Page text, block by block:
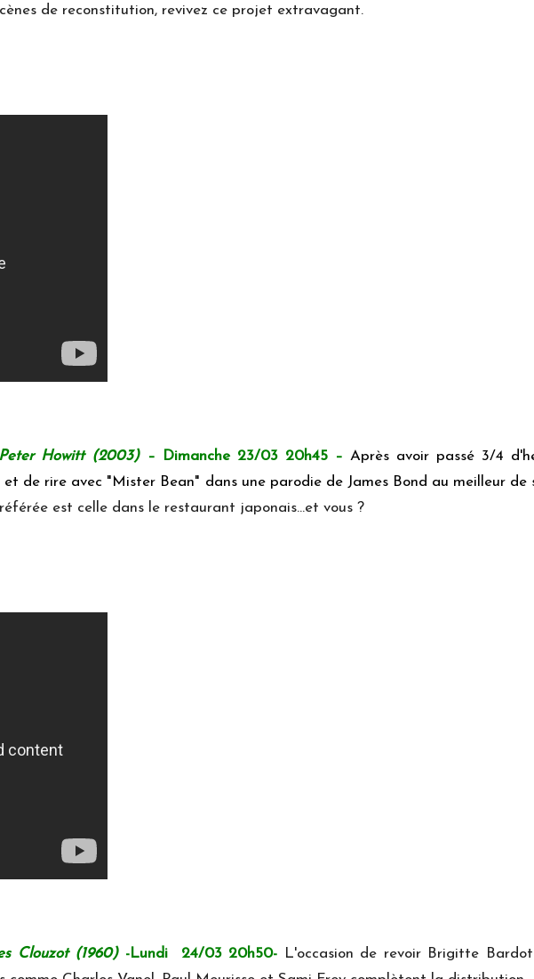
de reconstitution, revivez ce projet extravagant.
Howitt (2003) – Dimanche 23/03 20h45 – Après avoir passé 3/4
de rire avec "Mister Bean" dans une parodie de James Bond au meilleur
est celle dans le restaurant japonais…et vous ?
Clouzot (1960) -Lundi24/03 20h50-
L'occasion de revoir Brigitte